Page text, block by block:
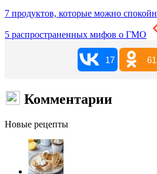
7 продуктов, которые можно
5 распространенных мифов о ГМО
17 61
Комментарии
Новые рецепты